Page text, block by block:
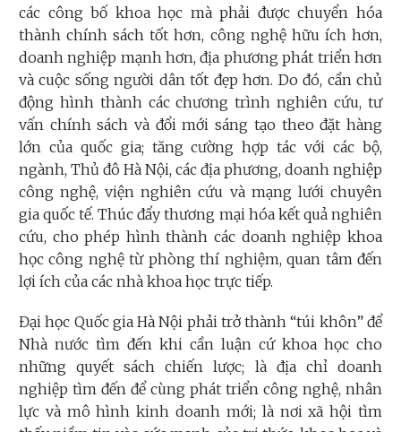
các công bố khoa học mà phải được chuyển hóa
thành chính sách tốt hơn, công nghệ hữu ích hơn,
doanh nghiệp mạnh hơn, địa phương phát triển hơn
và cuộc sống người dân tốt đẹp hơn. Do đó, cần chủ
động hình thành các chương trình nghiên cứu, tư
vấn chính sách và đổi mới sáng tạo theo đặt hàng
lớn của quốc gia; tăng cường hợp tác với các bộ,
ngành, Thủ đô Hà Nội, các địa phương, doanh nghiệp
công nghệ, viện nghiên cứu và mạng lưới chuyên
gia quốc tế. Thúc đẩy thương mại hóa kết quả nghiên
cứu, cho phép hình thành các doanh nghiệp khoa
học công nghệ từ phòng thí nghiệm, quan tâm đến
lợi ích của các nhà khoa học trực tiếp.
Đại học Quốc gia Hà Nội phải trở thành “túi khôn” để
Nhà nước tìm đến khi cần luận cứ khoa học cho
những quyết sách chiến lược; là địa chỉ doanh
nghiệp tìm đến để cùng phát triển công nghệ, nhân
lực và mô hình kinh doanh mới; là nơi xã hội tìm